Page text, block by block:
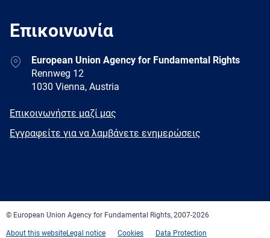
Επικοινωνία
AddressEuropean Union Agency for Fundamental Rights
Rennweg 12
1030 Vienna, Austria
E-
Επικοινωνήστε μαζί μας
Newsletter
Εγγραφείτε για να λαμβάνετε ενημερώσεις
© European Union Agency for Fundamental Rights, 2007-2026
About this websiteLegal notice Cookies
Data Protection